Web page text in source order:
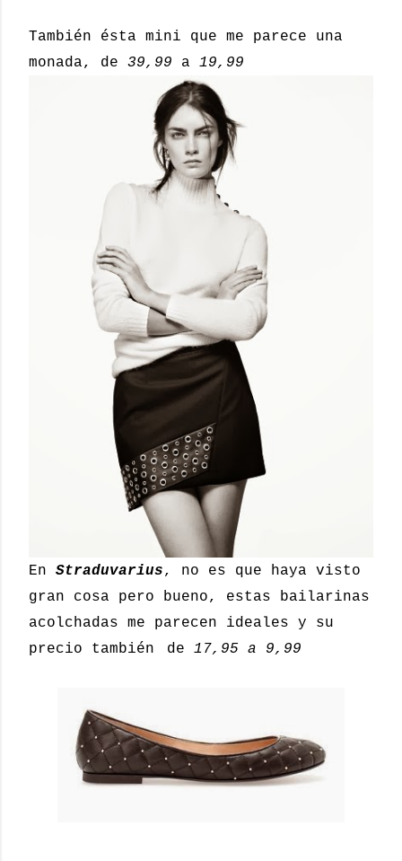
También ésta mini que me parece una
monada, de 39,99 a 19,99
En Straduvarius, no es que haya visto
gran cosa pero bueno, estas bailarinas
acolchadas me parecen ideales y su
precio también
de 17,95 a 9,99